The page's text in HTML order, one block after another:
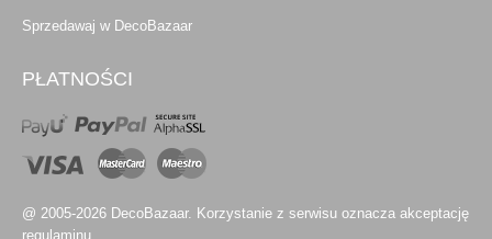
Sprzedawaj w DecoBazaar
PŁATNOŚCI
@ 2005-2026 DecoBazaar. Korzystanie z serwisu oznacza akceptację
regulaminu.